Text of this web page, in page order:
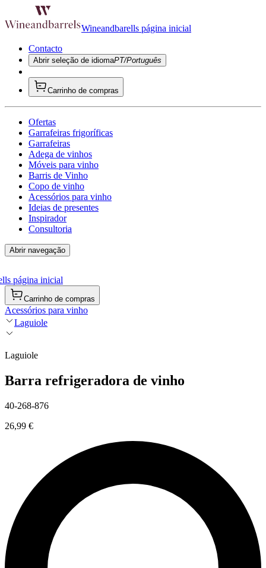
Wineandbarells página inicial
Contacto
Abrir seleção de idiomaPT/Português
Carrinho de compras
Ofertas
Garrafeiras frigoríficas
Garrafeiras
Adega de vinhos
Móveis para vinho
Barris de Vinho
Copo de vinho
Acessórios para vinho
Ideias de presentes
Inspirador
Consultoria
Abrir navegação
página inicial
Carrinho de compras
Acessórios para vinho
Laguiole
Laguiole
Barra refrigeradora de vinho
40-268-876
26,99 €